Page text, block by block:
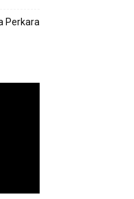
Perkara